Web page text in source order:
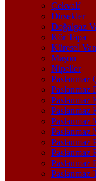
Çekvalf
Dirsekler
Doğalgaz
Kör Tapa
Küresel
Maşon
Nipeller
Paslanmaz
Paslanmaz
Paslanmaz
Paslanmaz
Paslanmaz
Paslanmaz
Paslanmaz
Paslanmaz
Paslanmaz
Paslanmaz